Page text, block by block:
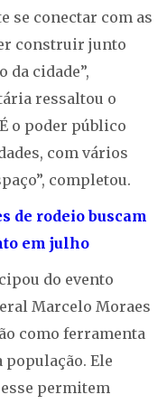
se conectar com as
construir junto
da cidade”,
ressaltou o
o poder público
com vários
completou.
de rodeio buscam
em julho
do evento
Marcelo Moraes
como ferramenta
população. Ele
permitem